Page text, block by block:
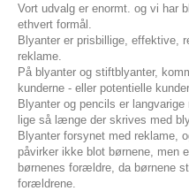
Vort udvalg er enormt. og vi har
ethvert formål.
Blyanter er prisbillige, effektive,
reklame.
På blyanter og stiftblyanter,
kunderne - eller potentielle kunder.
Blyanter og pencils er
lige så længe der skrives med
Blyanter forsynet med reklame,
påvirker ikke blot børnene, men
børnenes forældre, da børnene
forældrene.